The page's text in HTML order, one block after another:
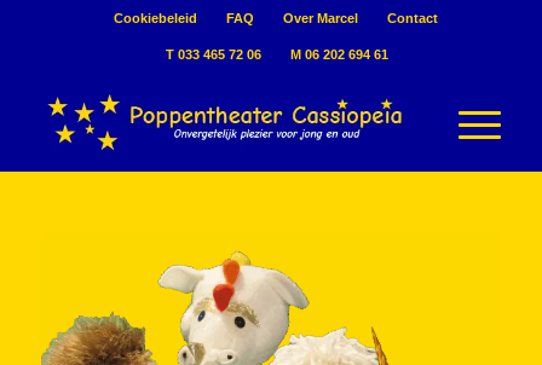
Cookiebeleid FAQ Over Marcel Contact
T 033 465 72 06 M 06 202 694 61